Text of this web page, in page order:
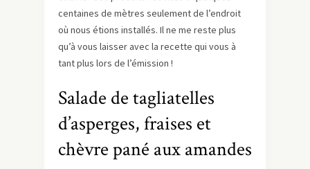
centaines de mètres seulement de l’endroit
où nous étions installés. Il ne me reste plus
qu’à vous laisser avec la recette qui vous à
tant plus lors de l’émission !
Salade de tagliatelles
d’asperges, fraises et
chèvre pané aux amandes